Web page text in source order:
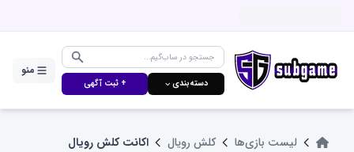
دسته‌بندی ⌵ + ثبت آگهی
منو
لیست بازی‌ها کلش رویال اکانت کلش رویال